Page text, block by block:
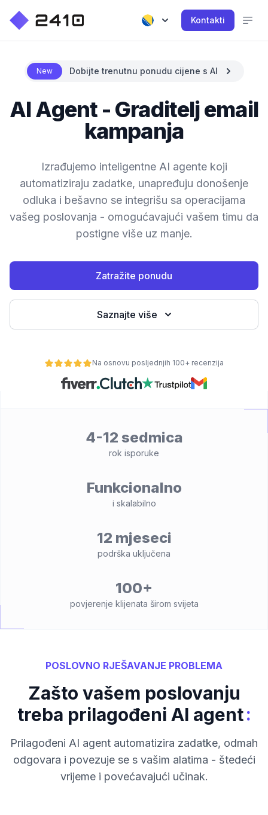
Kontakti
New Dobijte trenutnu ponudu cijene s AI
AI Agent - Graditelj email
kampanja
Izrađujemo inteligentne AI agente koji
automatiziraju zadatke, unapređuju donošenje
odluka i bešavno se integrišu sa operacijama
vašeg poslovanja - omogućavajući vašem timu da
postigne više uz manje.
Zatražite ponudu
Saznajte više
Na osnovu posljednjih 100+ recenzija
4-12 sedmica
rok isporuke
Funkcionalno
i skalabilno
12 mjeseci
podrška uključena
100+
povjerenje klijenata širom svijeta
POSLOVNO RJEŠAVANJE PROBLEMA
Zašto vašem poslovanju
treba prilagođeni AI agent:
Prilagođeni AI agent automatizira zadatke, odmah
odgovara i povezuje se s vašim alatima - štedeći
vrijeme i povećavajući učinak.